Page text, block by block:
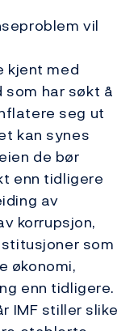
vil
kjent med
som har søkt å
seg ut
kan synes
de bør
enn tidligere
av
korrupsjon,
som
økonomi,
enn tidligere.
IMF stiller slike